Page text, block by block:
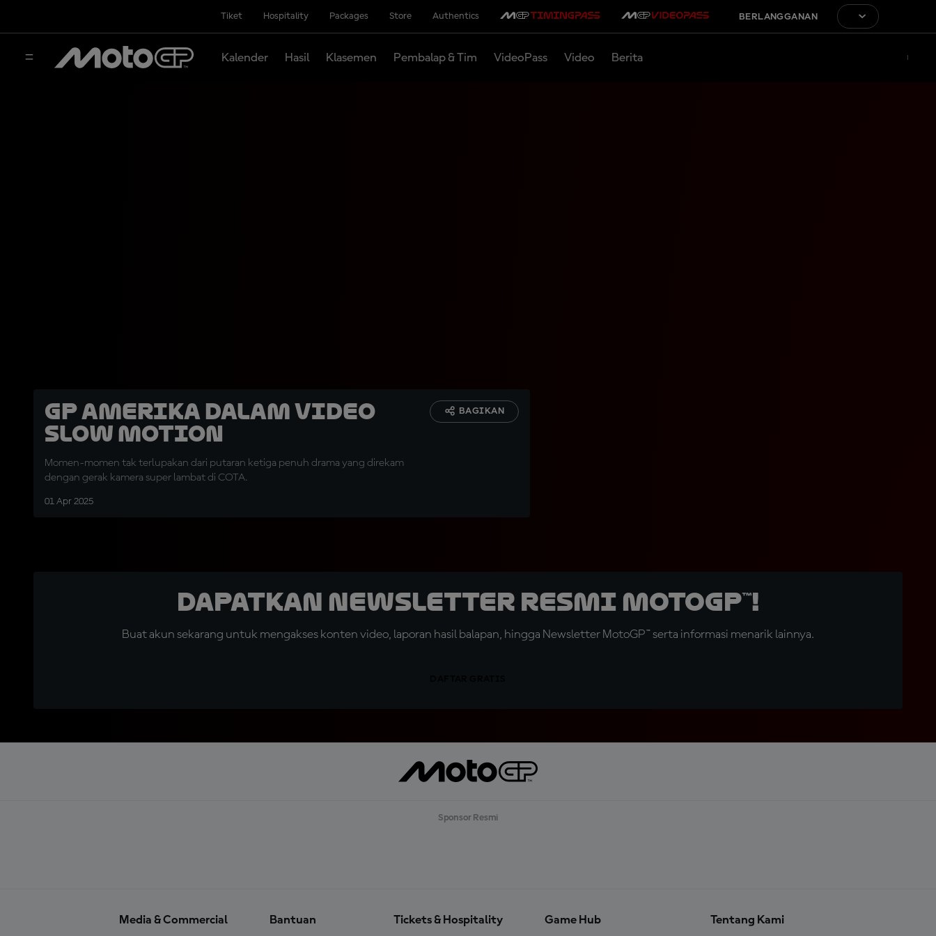
Tiket Hospitality Packages Store Authentics BERLANGGANAN
Kalender Hasil Klasemen Pembalap & Tim VideoPass Video Berita
GP Amerika dalam Video
Slow Motion
Momen-momen tak terlupakan dari putaran ketiga penuh drama yang direkam
dengan gerak kamera super lambat di COTA.
01 Apr 2025
BAGIKAN
Dapatkan Newsletter Resmi MotoGP™!
Buat akun sekarang untuk mengakses konten video, laporan hasil balapan, hingga Newsletter MotoGP™ serta informasi menarik lainnya.
Sponsor Resmi
Media & Commercial Bantuan Tickets & Hospitality Game Hub Tentang Kami